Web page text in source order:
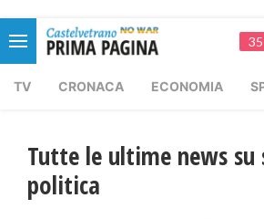
35
TV CRONACA ECONOMIA
Tutte le ultime news su
politica